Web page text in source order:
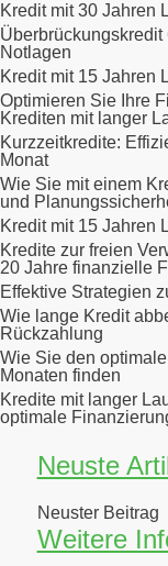
Kredit mit 30 Jahren
Notlagen
Kredit mit 15 Jahren
Optimieren Sie Ihre
Krediten mit langer
Kurzzeitkredite:
Monat
Wie Sie mit einem
und
Kredit mit 15 Jahren
Kredite zur freien
20 Jahre finanzielle
Effektive Strategien
Wie lange Kredit
Rückzahlung
Wie Sie den
Monaten finden
Kredite mit langer
optimale
Neuste
Neuster Beitrag
Weitere